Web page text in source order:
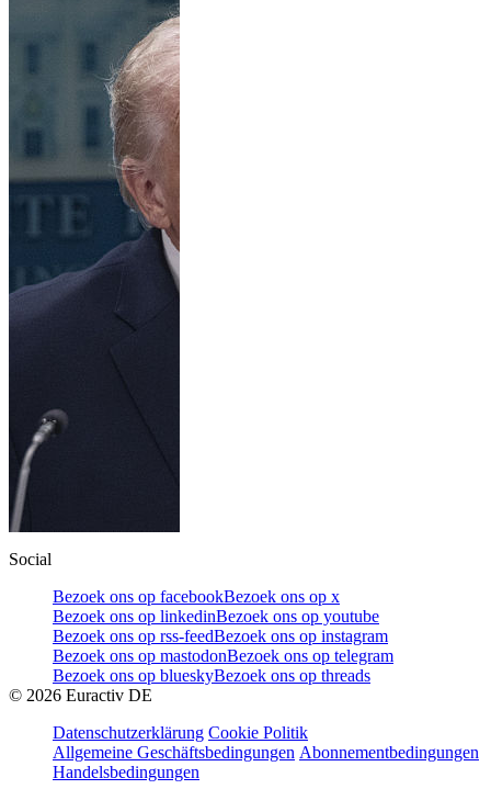
Social
Bezoek ons op facebookBezoek ons op x
Bezoek ons op linkedinBezoek ons op youtube
Bezoek ons op rss-feedBezoek ons op instagram
Bezoek ons op mastodonBezoek ons op telegram
Bezoek ons op blueskyBezoek ons op threads
© 2026 Euractiv DE
Datenschutzerklärung Cookie Politik
Allgemeine Geschäftsbedingungen Abonnementbedingungen
Handelsbedingungen